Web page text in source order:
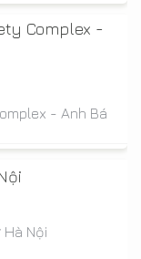
- Anh Bá
Nội